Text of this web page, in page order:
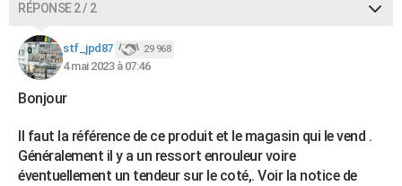
RÉPONSE 2 / 2
stf_jpd87 29 968
4 mai 2023 à 07:46
Bonjour
Il faut la référence de ce produit et le magasin qui le vend .
Généralement il y a un ressort enrouleur voire
éventuellement un tendeur sur le coté,. Voir la notice de